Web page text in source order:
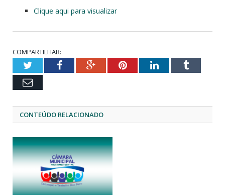
Clique aqui para visualizar
COMPARTILHAR:
TwitterFacebookGoogle+PinterestLinkedInTumblr
Email
CONTEÚDO RELACIONADO